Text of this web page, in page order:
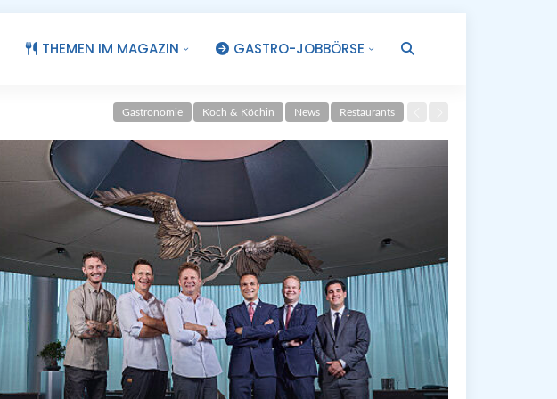
THEMEN IM MAGAZIN GASTRO-JOBBÖRSE
Gastronomie Koch & Köchin News Restaurants